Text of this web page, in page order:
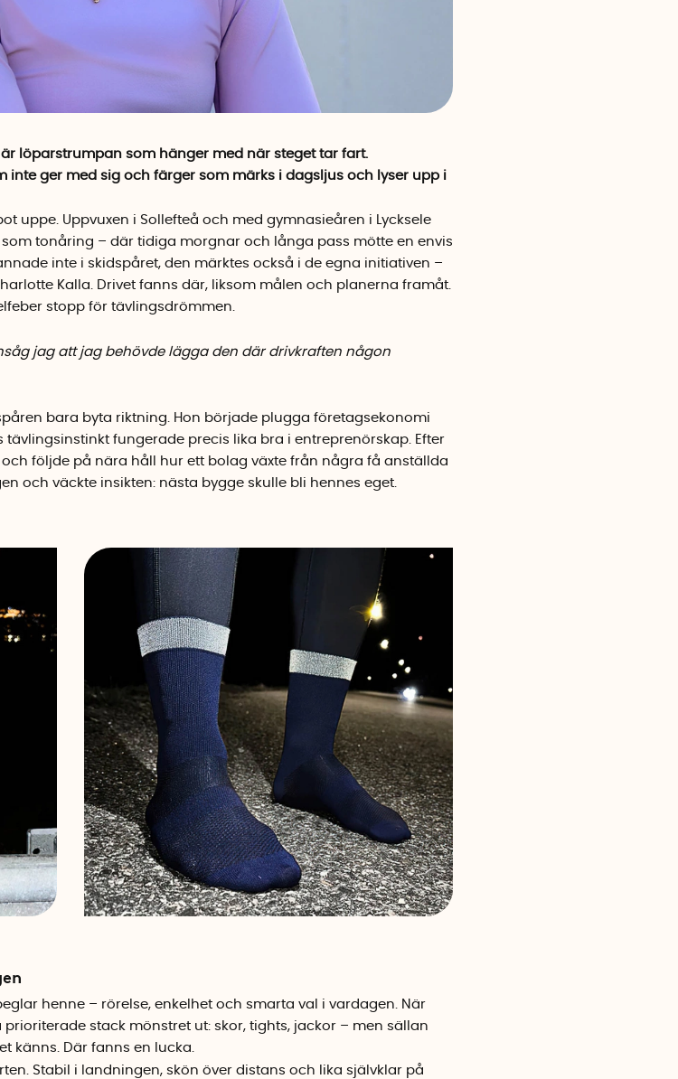
löparstrumpan som hänger med när steget tar fart.
inte ger med sig och färger som märks i dagsljus och lyser upp i
uppe. Uppvuxen i Sollefteå och med gymnasieåren i Lycksele
tonåring – där tidiga morgnar och långa pass mötte en envis
inte i skidspåret, den märktes också i de egna initiativen –
Kalla. Drivet fanns där, liksom målen och planerna framåt.
stopp för tävlingsdrömmen.
jag att jag behövde lägga den där drivkraften någon
bara byta riktning. Hon började plugga företagsekonomi
fungerade precis lika bra i entreprenörskap. Efter
följde på nära håll hur ett bolag växte från några få anställda
och väckte insikten: nästa bygge skulle bli hennes eget.
henne – rörelse, enkelhet och smarta val i vardagen. När
stack mönstret ut: skor, tights, jackor – men sällan
känns. Där fanns en lucka.
Stabil i landningen, skön över distans och lika självklar på